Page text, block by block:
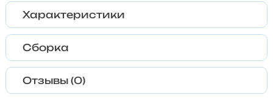
Характеристики
Сборка
Отзывы (0)